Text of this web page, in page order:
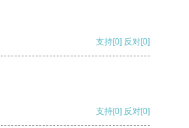
支持[0] 反对[0]
支持[0] 反对[0]